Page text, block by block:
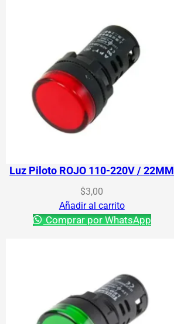
Luz Piloto ROJO 110-220V / 22MM
$3,00
Añadir al carrito
Comprar por WhatsApp